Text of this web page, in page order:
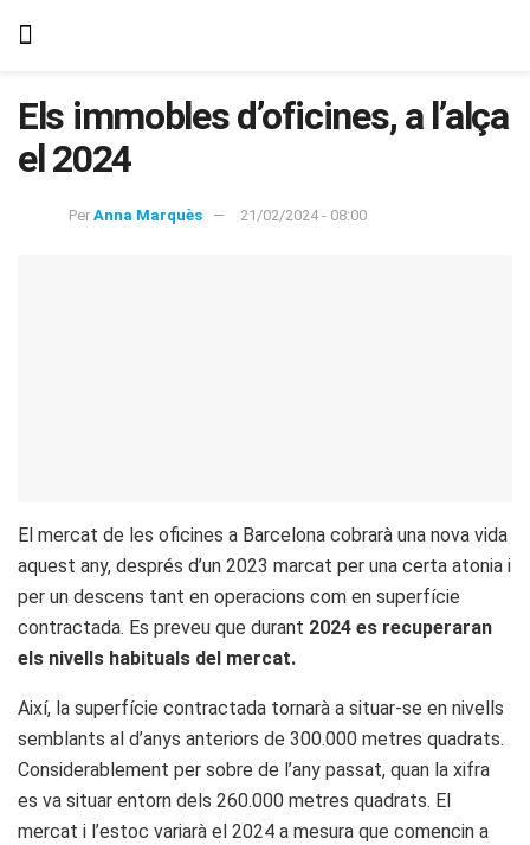
Els immobles d’oficines, a l’alça
el 2024
Per Anna Marquès 21/02/2024 - 08:00
El mercat de les oficines a Barcelona cobrarà una nova vida
aquest any, després d’un 2023 marcat per una certa atonia i
per un descens tant en operacions com en superfície
contractada. Es preveu que durant 2024 es recuperaran
els nivells habituals del mercat.
Així, la superfície contractada tornarà a situar-se en nivells
semblants al d’anys anteriors de 300.000 metres quadrats.
Considerablement per sobre de l’any passat, quan la xifra
es va situar entorn dels 260.000 metres quadrats. El
mercat i l’estoc variarà el 2024 a mesura que comencin a